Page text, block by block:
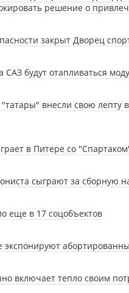
решение о
закрыт Дворец
будут отапливаться
"татары" внесли свою лепту
в Питере со
сыграют за сборную
еще в 17 соцобъектов
экспонируют
включает тепло своим